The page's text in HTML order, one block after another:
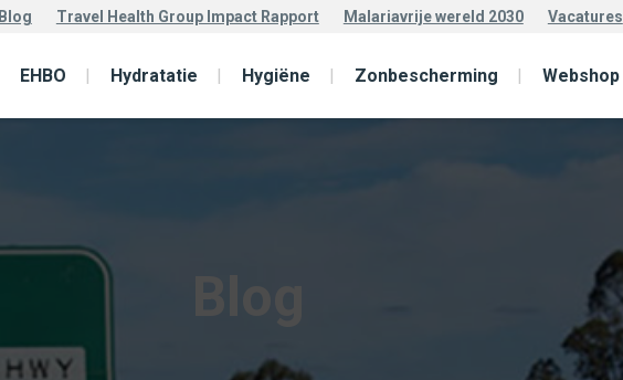
Blog Travel Health Group Impact Rapport Malariavrije wereld 2030 Vacatures
EHBO Hydratatie Hygiëne Zonbescherming Webshop